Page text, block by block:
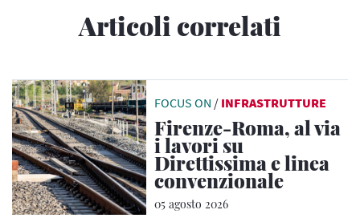
Articoli correlati
FOCUS ON / INFRASTRUTTURE
Firenze-Roma, al via
i lavori su
Direttissima e linea
convenzionale
05 agosto 2026